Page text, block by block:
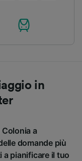
in
a
domande più
pianificare il tuo